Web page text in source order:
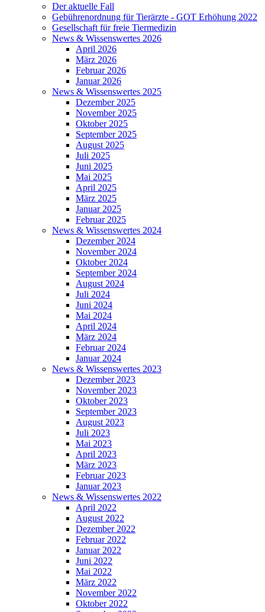
Der aktuelle Fall
Gebührenordnung für Tierärzte - GOT Erhöhung 2022
Gesellschaft für freie Tiermedizin
News & Wissenswertes 2026
April 2026
März 2026
Februar 2026
Januar 2026
News & Wissenswertes 2025
Dezember 2025
November 2025
Oktober 2025
September 2025
August 2025
Juli 2025
Juni 2025
Mai 2025
April 2025
März 2025
Januar 2025
Februar 2025
News & Wissenswertes 2024
Dezember 2024
November 2024
Oktober 2024
September 2024
August 2024
Juli 2024
Juni 2024
Mai 2024
April 2024
März 2024
Februar 2024
Januar 2024
News & Wissenswertes 2023
Dezember 2023
November 2023
Oktober 2023
September 2023
August 2023
Juli 2023
Mai 2023
April 2023
März 2023
Februar 2023
Januar 2023
News & Wissenswertes 2022
April 2022
August 2022
Dezember 2022
Februar 2022
Januar 2022
Juni 2022
Mai 2022
März 2022
November 2022
Oktober 2022